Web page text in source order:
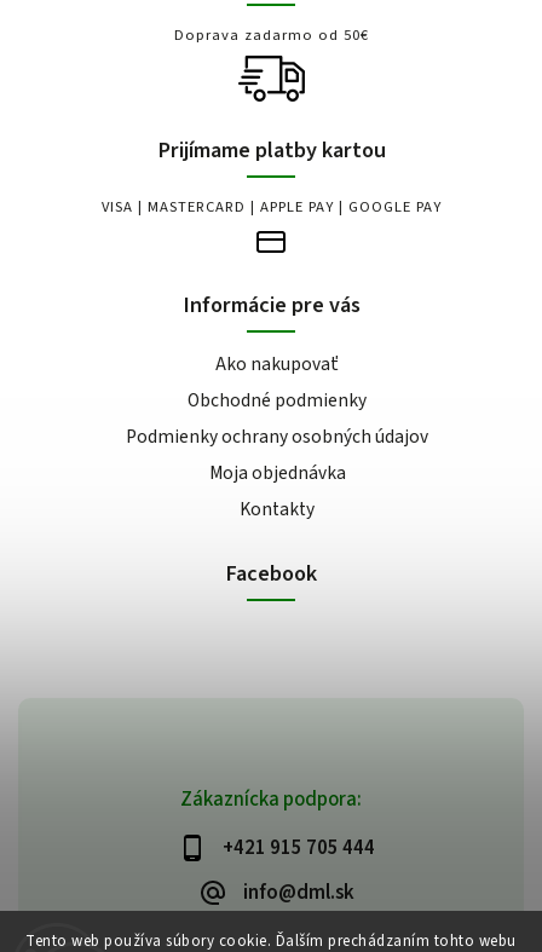
Tento web používa súbory cookie. Ďalším prechádzaním tohto webu
Zákaznícka podpora:
+421 915 705 444
info@dml.sk
Doprava zadarmo od 50€
Prijímame platby kartou
VISA | MASTERCARD | APPLE PAY | GOOGLE PAY
Informácie pre vás
Ako nakupovať
Obchodné podmienky
Podmienky ochrany osobných údajov
Moja objednávka
Kontakty
Facebook